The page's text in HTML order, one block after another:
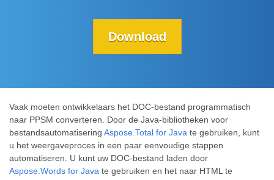
Download
Vaak moeten ontwikkelaars het DOC-bestand programmatisch
naar PPSM converteren. Door de Java-bibliotheken voor
bestandsautomatisering Aspose.Total for Java te gebruiken, kunt
u het weergaveproces in een paar eenvoudige stappen
automatiseren. U kunt uw DOC-bestand laden door
Aspose.Words for Java te gebruiken en het naar HTML te